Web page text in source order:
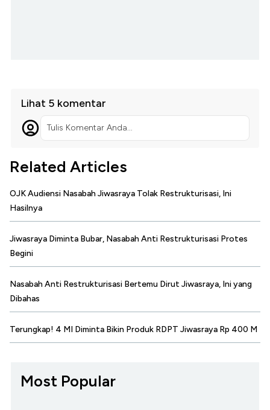
Lihat 5 komentar
Tulis Komentar Anda...
Related Articles
OJK Audiensi Nasabah Jiwasraya Tolak Restrukturisasi, Ini
Hasilnya
Jiwasraya Diminta Bubar, Nasabah Anti Restrukturisasi Protes
Begini
Nasabah Anti Restrukturisasi Bertemu Dirut Jiwasraya, Ini yang
Dibahas
Terungkap! 4 MI Diminta Bikin Produk RDPT Jiwasraya Rp 400 M
Most Popular